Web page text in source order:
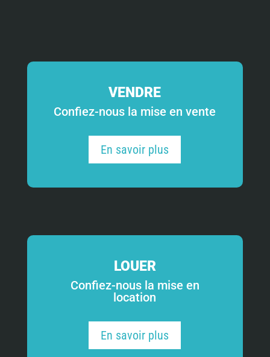
VENDRE
Confiez-nous la mise en vente
En savoir plus
LOUER
Confiez-nous la mise en
location
En savoir plus